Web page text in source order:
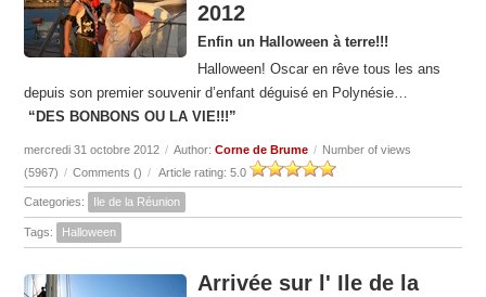
2012
Enfin un Halloween à terre!!!
Halloween! Oscar en rêve tous les ans
depuis son premier souvenir d’enfant déguisé en Polynésie…
“DES BONBONS OU LA VIE!!!”
mercredi 31 octobre 2012 / Author:Corne de Brume / Number of views
(5967) / Comments () / Article rating: 5.0
Categories: Ile de la Réunion
Tags: Halloween
Arrivée sur l' Ile de la